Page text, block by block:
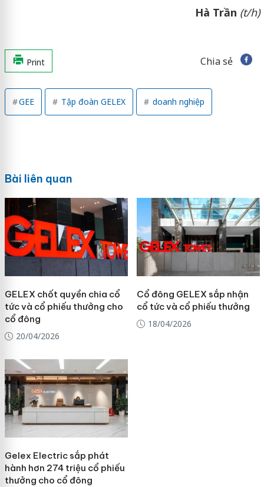
Hà Trần (t/h)
Print Chia sẻ
GEE Tập đoàn GELEX doanh nghiệp
Bài liên quan
GELEX chốt quyền chia cổ
tức và cổ phiếu thưởng cho
cổ đông
20/04/2026
Cổ đông GELEX sắp nhận
cổ tức và cổ phiếu thưởng
18/04/2026
Gelex Electric sắp phát
hành hơn 274 triệu cổ phiếu
thưởng cho cổ đông